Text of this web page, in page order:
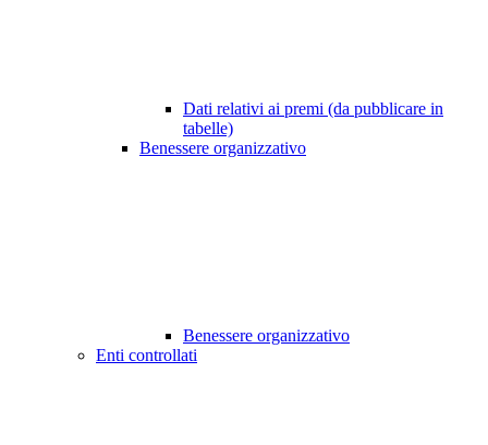
Dati relativi ai premi (da pubblicare in
tabelle)
Benessere organizzativo
Benessere organizzativo
Enti controllati